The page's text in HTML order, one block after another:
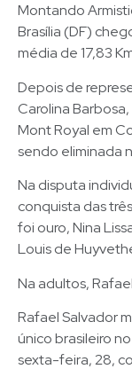
Montando
Brasília (DF)
média de 17,83
Depois de
Carolina
Mont Royal em
sendo eliminada
Na disputa
conquista das
foi ouro, Nina
Louis de
Na adultos,
Rafael Salvador
único brasileiro
sexta-feira, 28,